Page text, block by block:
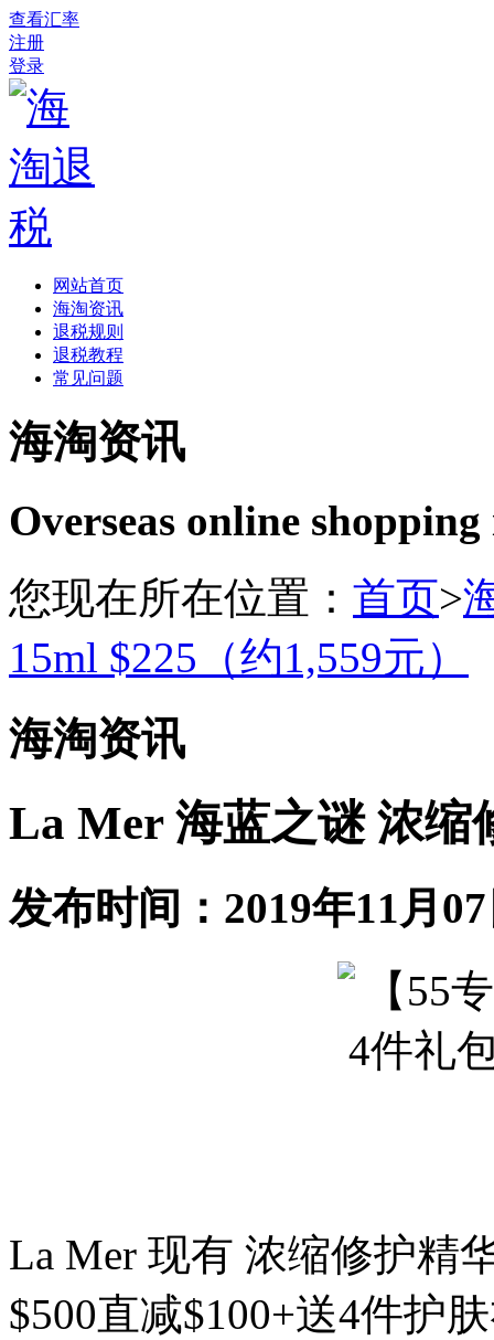
查看汇率
注册
登录
网站首页
海淘资讯
退税规则
退税教程
常见问题
海淘资讯
Overseas online
您现在所在位置： 首页>
15ml $225（约1,559元）
海淘资讯
La Mer 海蓝之谜 浓缩
发布时间：2019年11月
La Mer 现有 浓缩修护精
$500直减$100+送4件护